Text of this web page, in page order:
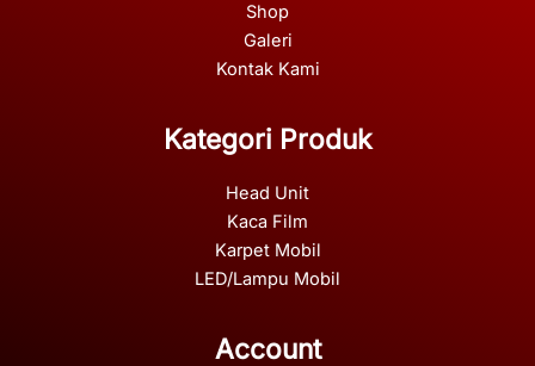
Shop
Galeri
Kontak Kami
Kategori Produk
Head Unit
Kaca Film
Karpet Mobil
LED/Lampu Mobil
Account